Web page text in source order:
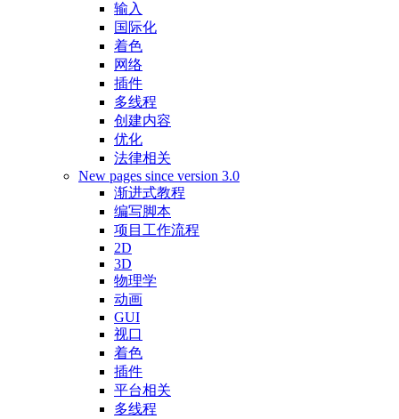
输入
国际化
着色
网络
插件
多线程
创建内容
优化
法律相关
New pages since version 3.0
渐进式教程
编写脚本
项目工作流程
2D
3D
物理学
动画
GUI
视口
着色
插件
平台相关
多线程